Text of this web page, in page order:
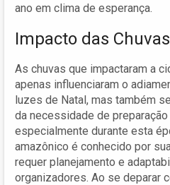
ano em clima de esperança.
Impacto das
As chuvas que impactaram a
apenas influenciaram o
luzes de Natal, mas também
da necessidade de
especialmente durante esta
amazônico é conhecido por
requer planejamento e
organizadores. Ao se deparar